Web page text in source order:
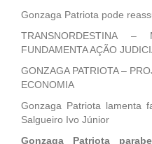
Gonzaga Patriota pode
TRANSNORDESTINA
FUNDAMENTA AÇÃO
GONZAGA PATRIOTA –
ECONOMIA
Gonzaga Patriota lamenta
Salgueiro Ivo Júnior
Gonzaga Patriota